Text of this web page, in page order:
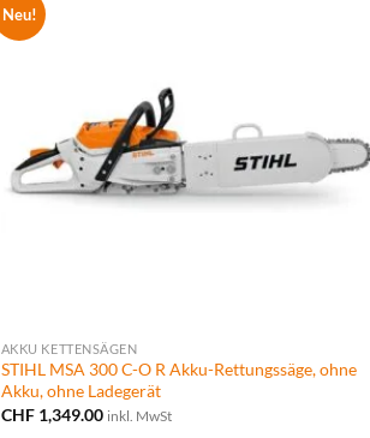
Neu!
AKKU KETTENSÄGEN
STIHL MSA 300 C-O R Akku-Rettungssäge, ohne
Akku, ohne Ladegerät
CHF1,349.00 inkl. MwSt